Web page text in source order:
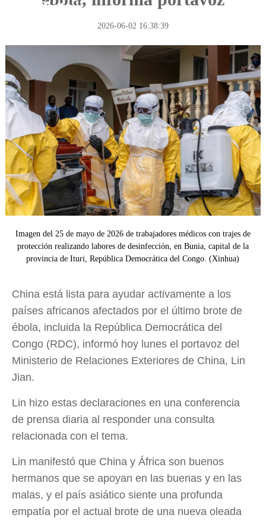
la Ruta"
2026-06-02 16:38:39
Imagen del 25 de mayo de 2026 de trabajadores médicos con trajes de
protección realizando labores de desinfección, en Bunia, capital de la
provincia de Ituri, República Democrática del Congo. (Xinhua)
China está lista para ayudar activamente a los
países africanos afectados por el último brote de
ébola, incluida la República Democrática del
Congo (RDC), informó hoy lunes el portavoz del
Ministerio de Relaciones Exteriores de China, Lin
Jian.
Lin hizo estas declaraciones en una conferencia
de prensa diaria al responder una consulta
relacionada con el tema.
Lin manifestó que China y África son buenos
hermanos que se apoyan en las buenas y en las
malas, y el país asiático siente una profunda
empatía por el actual brote de una nueva oleada